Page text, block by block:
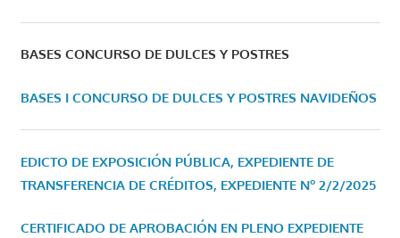
BASES CONCURSO DE DULCES Y POSTRES
BASES I CONCURSO DE DULCES Y POSTRES NAVIDEÑOS
EDICTO DE EXPOSICIÓN PÚBLICA, EXPEDIENTE DE
TRANSFERENCIA DE CRÉDITOS, EXPEDIENTE Nº 2/2/2025
CERTIFICADO DE APROBACIÓN EN PLENO EXPEDIENTE